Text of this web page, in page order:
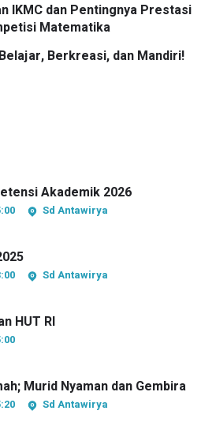
IKMC dan Pentingnya Prestasi
Matematika
Berkreasi, dan Mandiri!
Akademik 2026
Sd Antawirya
Sd Antawirya
HUT RI
Murid Nyaman dan Gembira
Sd Antawirya